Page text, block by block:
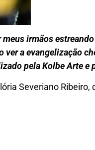
irmãos
a evangelização
pela Kolbe Arte e
Severiano